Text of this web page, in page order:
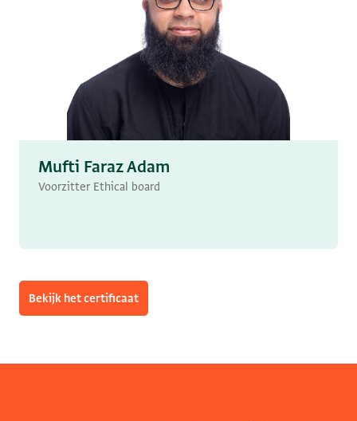
Mufti Faraz Adam
Voorzitter Ethical board
Bekijk het certificaat